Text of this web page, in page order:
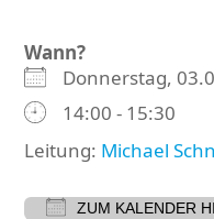
Wann?
Donnerstag,
14:00 - 15:30
Leitung: Michael
ZUM KALENDER